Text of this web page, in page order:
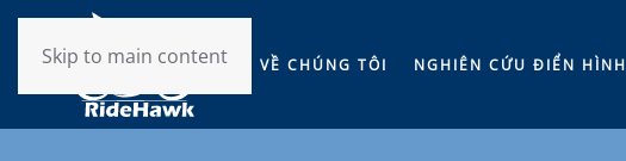
Skip to main content VỀ CHÚNG TÔI NGHIÊN CỨU ĐIỂN HÌNH